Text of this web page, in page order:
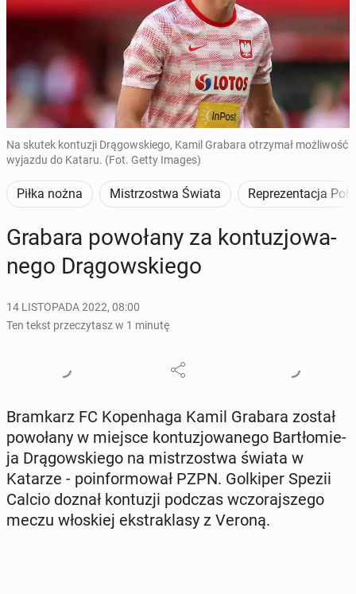
Na skutek kontuzji Drągowskiego, Kamil Grabara otrzymał możliwość
wyjazdu do Kataru. (Fot. Getty Images)
Piłka nożna Mistrzostwa Świata Reprezentacja
Grabara po­wo­ła­ny za kon­tu­zjo­wa­
ne­go Drą­gow­skie­go
14 LISTOPADA 2022, 08:00
Ten tekst przeczytasz w 1 minutę
Bram­karz FC Ko­pen­ha­ga Kamil Grabara został
po­wo­ła­ny w miejsce kon­tu­zjo­wa­ne­go Bar­tło­mie­
ja Drą­gow­skie­go na mi­strzo­stwa świata w
Katarze - po­in­for­mo­wał PZPN. Gol­ki­per Spezii
Calcio doznał kon­tu­zji podczas wczo­raj­sze­go
meczu wło­skiej eks­tra­kla­sy z Veroną.